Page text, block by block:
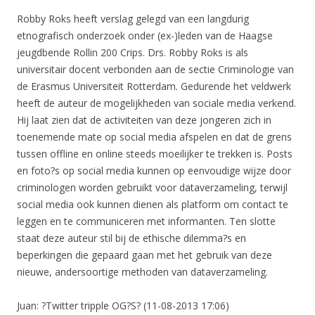
Robby Roks heeft verslag gelegd van een langdurig
etnografisch onderzoek onder (ex-)leden van de Haagse
jeugdbende Rollin 200 Crips. Drs. Robby Roks is als
universitair docent verbonden aan de sectie Criminologie van
de Erasmus Universiteit Rotterdam. Gedurende het veldwerk
heeft de auteur de mogelijkheden van sociale media verkend.
Hij laat zien dat de activiteiten van deze jongeren zich in
toenemende mate op social media afspelen en dat de grens
tussen offline en online steeds moeilijker te trekken is. Posts
en foto?s op social media kunnen op eenvoudige wijze door
criminologen worden gebruikt voor dataverzameling, terwijl
social media ook kunnen dienen als platform om contact te
leggen en te communiceren met informanten. Ten slotte
staat deze auteur stil bij de ethische dilemma?s en
beperkingen die gepaard gaan met het gebruik van deze
nieuwe, andersoortige methoden van dataverzameling.
Juan: ?Twitter tripple OG?S? (11-08-2013 17:06)